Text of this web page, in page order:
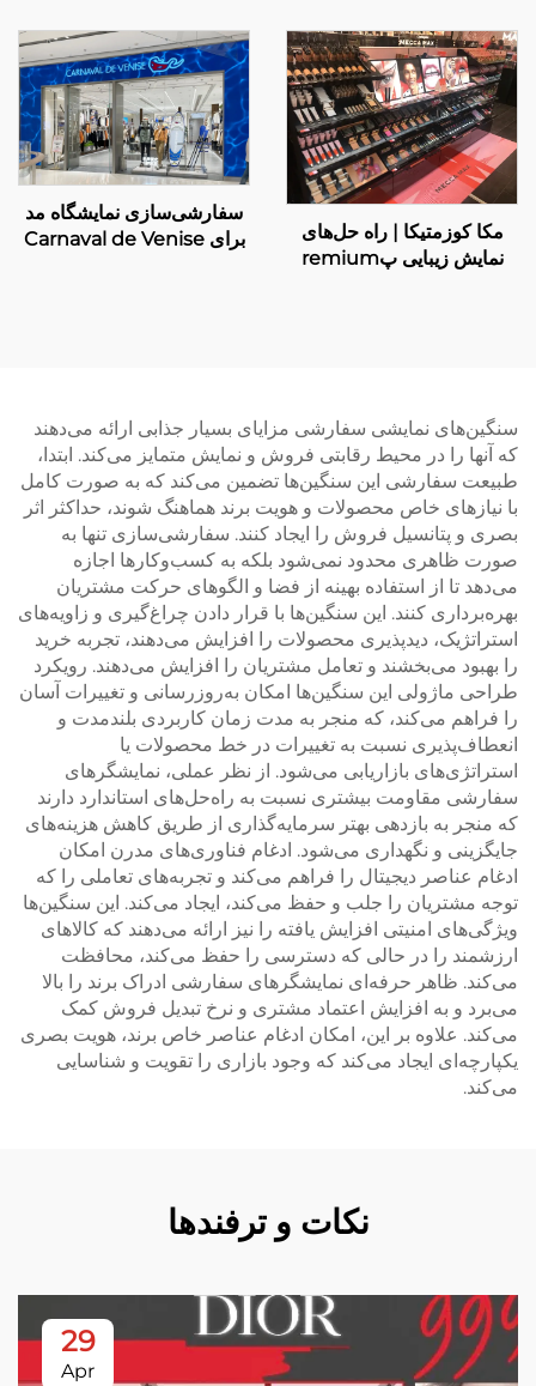
مکا کوزمتیکا | راه حل‌های
نمایش زیبایی پremium
سفارشی‌سازی نمایشگاه مد
برای Carnaval de Venise
سنگین‌های نمایشی سفارشی مزایای بسیار جذابی ارائه می‌دهند
که آنها را در محیط رقابتی فروش و نمایش متمایز می‌کند. ابتدا،
طبیعت سفارشی این سنگین‌ها تضمین می‌کند که به صورت کامل
با نیازهای خاص محصولات و هویت برند هماهنگ شوند، حداکثر اثر
بصری و پتانسیل فروش را ایجاد کنند. سفارشی‌سازی تنها به
صورت ظاهری محدود نمی‌شود بلکه به کسب‌وکارها اجازه
می‌دهد تا از استفاده بهینه از فضا و الگوهای حرکت مشتریان
بهره‌برداری کنند. این سنگین‌ها با قرار دادن چراغ‌گیری و زاویه‌های
استراتژیک، دیدپذیری محصولات را افزایش می‌دهند، تجربه خرید
را بهبود می‌بخشند و تعامل مشتریان را افزایش می‌دهند. رویکرد
طراحی ماژولی این سنگین‌ها امکان به‌روزرسانی و تغییرات آسان
را فراهم می‌کند، که منجر به مدت زمان کاربردی بلندمدت و
انعطاف‌پذیری نسبت به تغییرات در خط محصولات یا
استراتژی‌های بازاریابی می‌شود. از نظر عملی، نمایشگرهای
سفارشی مقاومت بیشتری نسبت به راه‌حل‌های استاندارد دارند
که منجر به بازدهی بهتر سرمایه‌گذاری از طریق کاهش هزینه‌های
جایگزینی و نگهداری می‌شود. ادغام فناوری‌های مدرن امکان
ادغام عناصر دیجیتال را فراهم می‌کند و تجربه‌های تعاملی را که
توجه مشتریان را جلب و حفظ می‌کند، ایجاد می‌کند. این سنگین‌ها
ویژگی‌های امنیتی افزایش یافته را نیز ارائه می‌دهند که کالاهای
ارزشمند را در حالی که دسترسی را حفظ می‌کند، محافظت
می‌کند. ظاهر حرفه‌ای نمایشگرهای سفارشی ادراک برند را بالا
می‌برد و به افزایش اعتماد مشتری و نرخ تبدیل فروش کمک
می‌کند. علاوه بر این، امکان ادغام عناصر خاص برند، هویت بصری
یکپارچه‌ای ایجاد می‌کند که وجود بازاری را تقویت و شناسایی
می‌کند.
نکات و ترفندها
29
Apr